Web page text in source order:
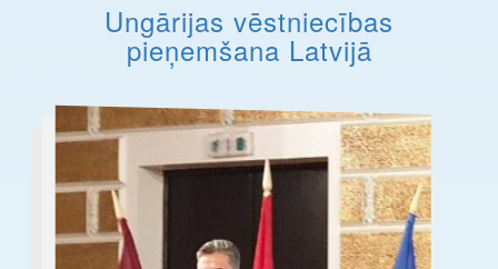
Ungārijas vēstniecības
pieņemšana Latvijā